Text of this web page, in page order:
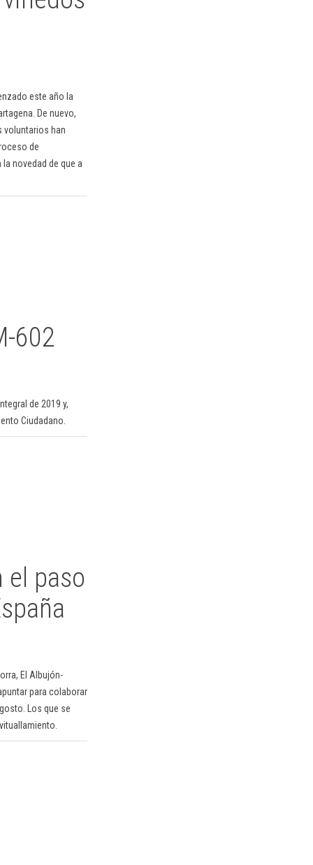
este año la
De nuevo,
voluntarios han
de
novedad de que a
602
de 2019 y,
Ciudadano.
el paso
El Albujón-
para colaborar
Los que se